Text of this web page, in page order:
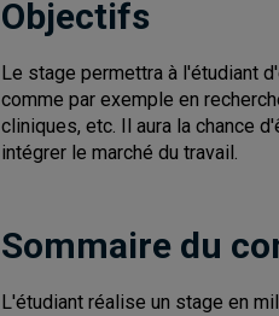
Objectifs
Le stage permettra à l'étudiant
comme par exemple en
cliniques, etc. Il aura la chance
intégrer le marché du travail.
Sommaire du
L'étudiant réalise un stage en